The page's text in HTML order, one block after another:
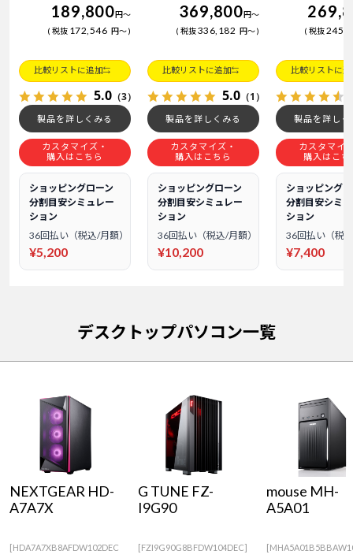
189,800円～
税抜 172,546 円～
比較リストに追加
5.0 （3）
製品を詳しくみる
カスタマイズ・
購入はこちら
ショッピングローン
分割目安シミュレー
ション
36回払い（税込/月額）
¥5,200
369,800円～
税抜336,182 円～
比較リストに追加
5.0 （1）
製品を詳しくみる
カスタマイズ・
購入はこちら
ショッピングローン
分割目安シミュレー
ション
36回払い（税込/月額）
¥10,200
税抜
比較リストに追
製品を詳しく
カスタマイ
購入はこち
ショッピング
分割目安シミ
ション
36回払い（税
¥7,400
デスクトップパソコン一覧
NEXTGEAR HD-
A7A7X
[HDA7A7XB8AFDW102DEC
G TUNE FZ-
I9G90
[FZI9G90G8BFDW104DEC]
mouse MH-
A5A01